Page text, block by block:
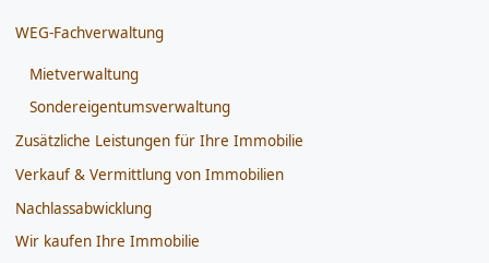
WEG-Fachverwaltung
Mietverwaltung
Sondereigentumsverwaltung
Zusätzliche Leistungen für Ihre Immobilie
Verkauf & Vermittlung von Immobilien
Nachlassabwicklung
Wir kaufen Ihre Immobilie